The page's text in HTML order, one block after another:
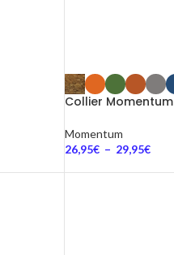
Collier Momentum
Momentum
26,95€ – 29,95€